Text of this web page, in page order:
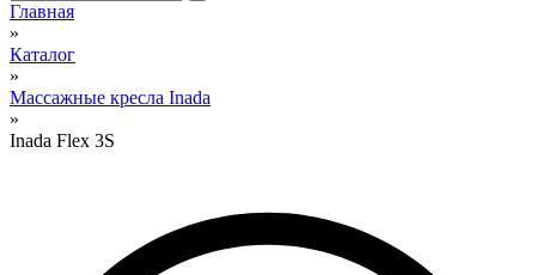
Вы здесь
Главная
»
Каталог
»
Массажные кресла Inada
»
Inada Flex 3S